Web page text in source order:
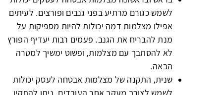
לשמש כגורם מרתיע בפני גנבים ופורצים. לעיתים
אפילו מצלמות דמה יכולות להיות מספיקות על
מנת להבריח את הגנב. פעמים רבות יעדיף הפורץ
לא להסתבך עם מצלמות, ופשוט ימשיך למטרה
הבאה.
שנית, התקנה של מצלמות אבטחה לעסק יכולות
לשמש לצורך מעקב אחר העובדים. ניתן להתקין